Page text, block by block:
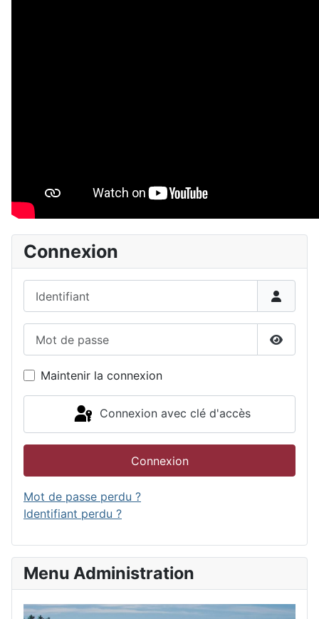
Connexion
Maintenir la connexion
Connexion avec clé d'accès
Connexion
Mot de passe perdu ?
Identifiant perdu ?
Menu Administration